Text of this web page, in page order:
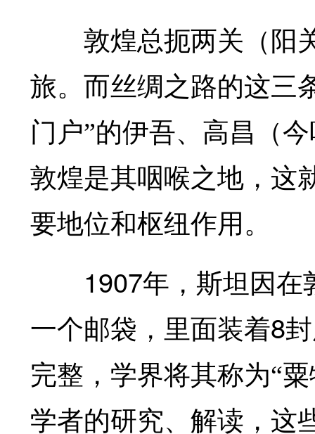
敦煌总扼两关（阳关
旅。而丝绸之路的这三
门户”的伊吾、高昌（
敦煌是其咽喉之地，这
要地位和枢纽作用。
1907年，斯坦因在
一个邮袋，里面装着8
完整，学界将其称为“
学者的研究、解读，这